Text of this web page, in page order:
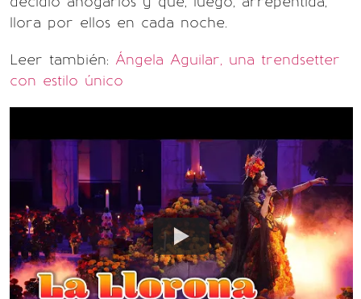
llora por ellos en cada noche.
Leer también: Ángela Aguilar, una trendsetter
con estilo único